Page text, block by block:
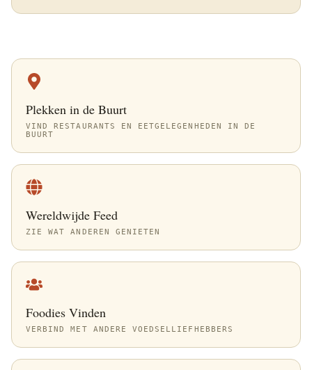
Plekken in de Buurt
VIND RESTAURANTS EN EETGELEGENHEDEN IN DE
BUURT
Wereldwijde Feed
ZIE WAT ANDEREN GENIETEN
Foodies Vinden
VERBIND MET ANDERE VOEDSELLIEFHEBBERS